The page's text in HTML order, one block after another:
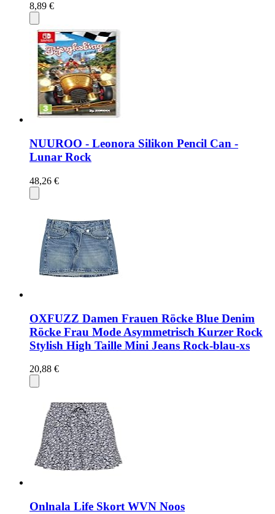
8,89 €
NUUROO - Leonora Silikon Pencil Can -
Lunar Rock
48,26 €
OXFUZZ Damen Frauen Röcke Blue Denim
Röcke Frau Mode Asymmetrisch Kurzer Rock
Stylish High Taille Mini Jeans Rock-blau-xs
20,88 €
Onlnala Life Skort WVN Noos